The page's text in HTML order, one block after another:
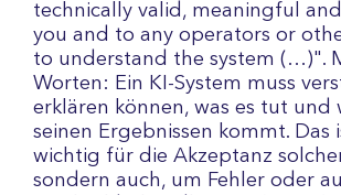
technically valid, meaningful
you and to any operators or
to understand the system (…)".
Worten: Ein KI-System muss
erklären können, was es tut und
seinen Ergebnissen kommt. Das
wichtig für die Akzeptanz
sondern auch, um Fehler oder